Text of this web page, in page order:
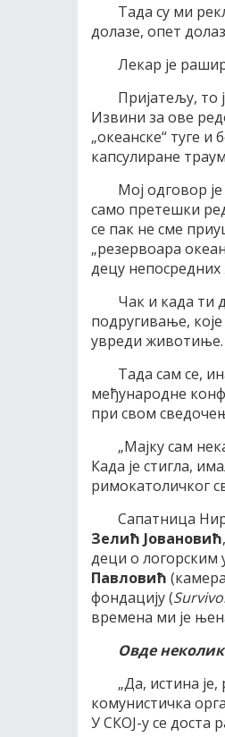
Тада су ми
долазе, опет
Лекар је
Пријатељу, то
Извини за ове
„океанске“ туге и
капсулиране
Мој одговор
само претешки
се пак не сме
„резервоара
децу
Чак и када ти
подругивање,
увреди животиње.
Тада сам се,
међународне
при свом
„Мајку сам
Када је стигла,
римокатоличког
Сапатница
Зелић Јовановић
деци о логорским
Павловић (камера
фондацију (
времена ми је
Овде
„Да, истина
комунистичка
У СКОЈ-у се доста